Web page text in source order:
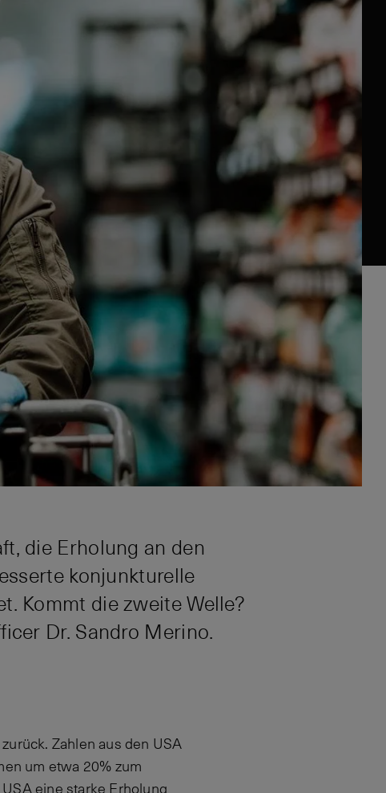
die Erholung an den
konjunkturelle
Kommt die zweite Welle?
Dr. Sandro Merino.
Zahlen aus den USA
um etwa 20% zum
eine starke Erholung